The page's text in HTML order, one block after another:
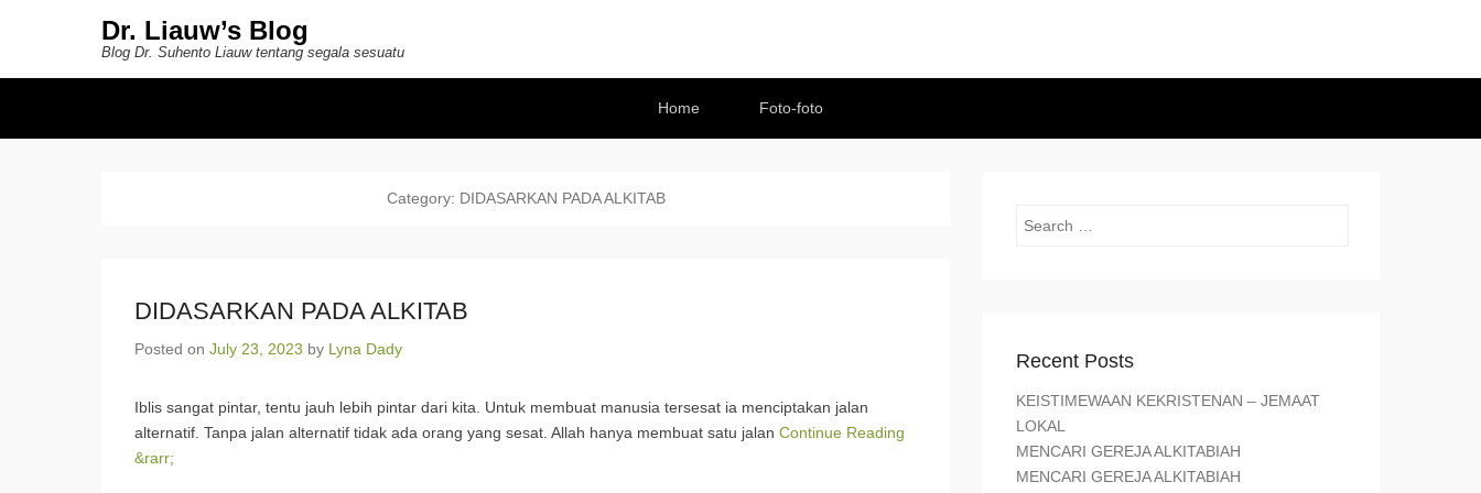
Dr. Liauw’s Blog
Blog Dr. Suhento Liauw tentang segala sesuatu
Home
Foto-foto
Category: DIDASARKAN PADA ALKITAB
DIDASARKAN PADA ALKITAB
Posted on July 23, 2023 by Lyna Dady
Iblis sangat pintar, tentu jauh lebih pintar dari kita. Untuk membuat manusia tersesat ia menciptakan jalan
alternatif. Tanpa jalan alternatif tidak ada orang yang sesat. Allah hanya membuat satu jalan Continue Reading
&rarr;
Search
Recent Posts
KEISTIMEWAAN KEKRISTENAN – JEMAAT
LOKAL
MENCARI GEREJA ALKITABIAH
MENCARI GEREJA ALKITABIAH